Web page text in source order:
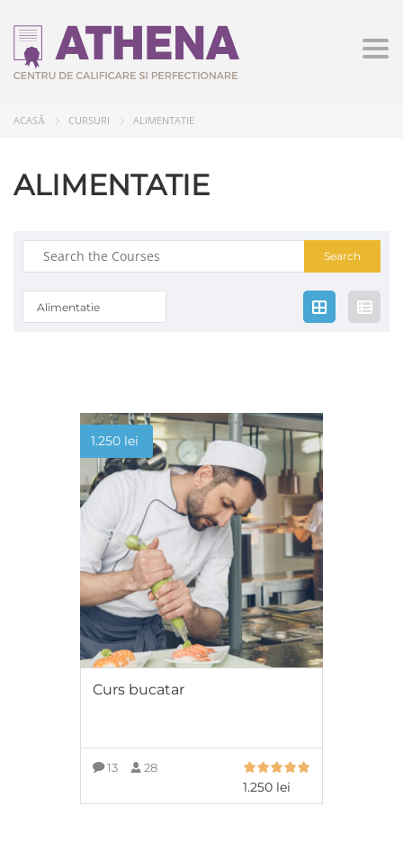
ACASĂ CURSURI ALIMENTATIE
ALIMENTATIE
Search
for:
Alimentatie
1.250 lei
Curs bucatar
13 28
1.250 lei